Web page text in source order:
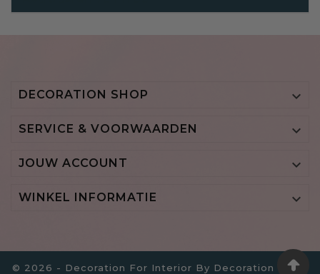
DECORATION SHOP 
SERVICE & VOORWAARDEN 
JOUW ACCOUNT 
WINKEL INFORMATIE 
© 2026 - Decoration For Interior By Decoration B.V. -